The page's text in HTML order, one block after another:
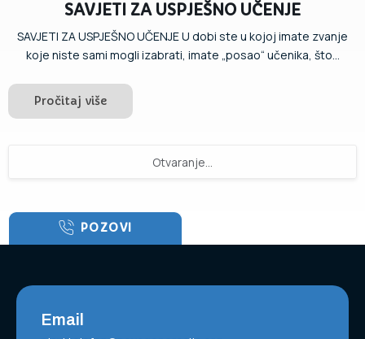
SAVJETI ZA USPJEŠNO UČENJE
SAVJETI ZA USPJEŠNO UČENJE U dobi ste u kojoj imate zvanje
koje niste sami mogli izabrati, imate „posao“ učenika, što...
Pročitaj više
Otvaranje...
POZOVI
Email